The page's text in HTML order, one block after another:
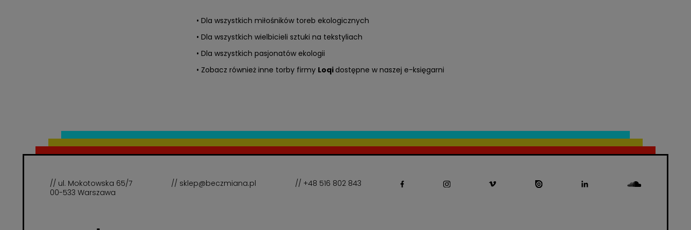
• Dla wszystkich miłośników toreb ekologicznych
• Dla wszystkich wielbicieli sztuki na tekstyliach
• Dla wszystkich pasjonatów ekologii
• Zobacz również inne torby firmy Loqidostępne w naszej e-księgarni
// ul. Mokotowska 65/7
00-533 Warszawa
// sklep@beczmiana.pl // +48 516 802 843